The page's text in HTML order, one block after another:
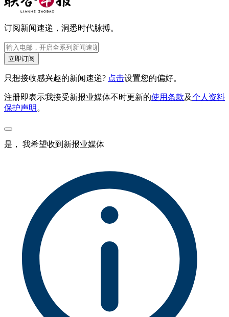
订阅新闻速递，洞悉时代脉搏。
立即订阅
只想接收感兴趣的新闻速递? 点击设置您的偏好。
注册即表示我接受新报业媒体不时更新的使用条款及个人资料
保护声明 。
是， 我希望收到新报业媒体